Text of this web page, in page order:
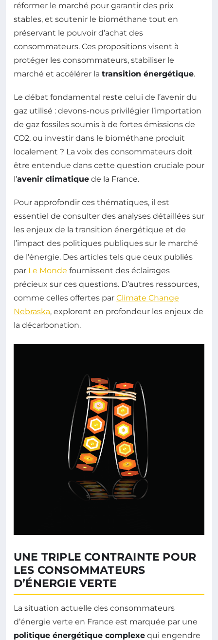
réformer le marché pour garantir des prix
stables, et soutenir le biométhane tout en
préservant le pouvoir d’achat des
consommateurs. Ces propositions visent à
protéger les consommateurs, stabiliser le
marché et accélérer la transition énergétique.
Le débat fondamental reste celui de l’avenir du
gaz utilisé : devons-nous privilégier l’importation
de gaz fossiles soumis à de fortes émissions de
CO2, ou investir dans le biométhane produit
localement ? La voix des consommateurs doit
être entendue dans cette question cruciale pour
l’avenir climatique de la France.
Pour approfondir ces thématiques, il est
essentiel de consulter des analyses détaillées sur
les enjeux de la transition énergétique et de
l’impact des politiques publiques sur le marché
de l’énergie. Des articles tels que ceux publiés
par Le Monde fournissent des éclairages
précieux sur ces questions. D’autres ressources,
comme celles offertes par Climate Change
Nebraska, explorent en profondeur les enjeux de
la décarbonation.
UNE TRIPLE CONTRAINTE POUR
LES CONSOMMATEURS
D’ÉNERGIE VERTE
La situation actuelle des consommateurs
d’énergie verte en France est marquée par une
politique énergétique complexe qui engendre